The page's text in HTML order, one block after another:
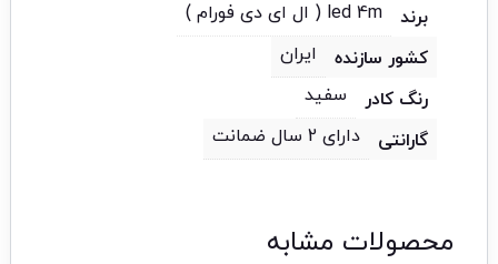
برند
led 4m ( ال ای دی فورام )
کشور سازنده
ایران
رنگ کادر
سفید
گارانتی
دارای 2 سال ضمانت
محصولات مشابه